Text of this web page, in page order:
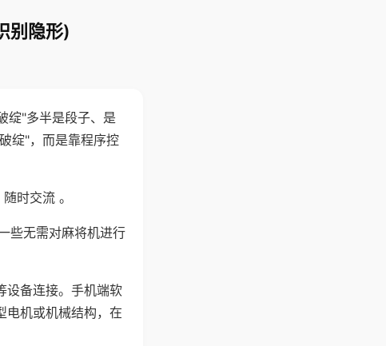
别隐形)
绽"多半是段子、是
绽"，而是靠程序控
时交流 。
些无需对麻将机进行
设备连接。手机端软
电机或机械结构，在